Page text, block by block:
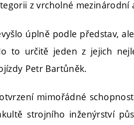
z vrcholné mezinárodní
úplně podle představ,
to určitě jeden z jejich
Petr Bartůněk.
mimořádné
strojního inženýrství